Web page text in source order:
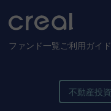
ファンド一覧ご利用ガイド
不動産投